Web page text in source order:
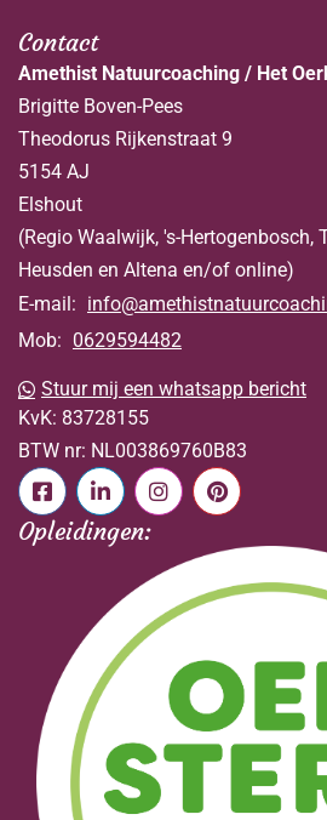
Contact
Amethist Natuurcoaching / Het
Brigitte Boven-Pees
Theodorus Rijkenstraat 9
5154 AJ
Elshout
(Regio Waalwijk, 's-Hertogenbosch,
Heusden en Altena en/of online)
E-mail:
Mob: 0629594482
Stuur mij een whatsapp bericht
KvK: 83728155
BTW nr: NL003869760B83
Opleidingen: